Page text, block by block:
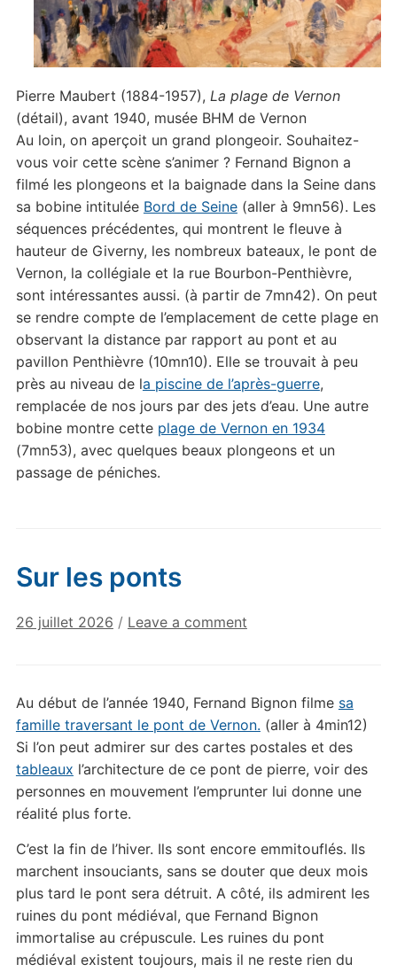
Pierre Maubert (1884-1957), La plage de Vernon
(détail), avant 1940, musée BHM de Vernon
Au loin, on aperçoit un grand plongeoir. Souhaitez-
vous voir cette scène s’animer ? Fernand Bignon a
filmé les plongeons et la baignade dans la Seine dans
sa bobine intitulée Bord de Seine(aller à 9mn56). Les
séquences précédentes, qui montrent le fleuve à
hauteur de Giverny, les nombreux bateaux, le pont de
Vernon, la collégiale et la rue Bourbon-Penthièvre,
sont intéressantes aussi. (à partir de 7mn42). On peut
se rendre compte de l’emplacement de cette plage en
observant la distance par rapport au pont et au
pavillon Penthièvre (10mn10). Elle se trouvait à peu
près au niveau de la piscine de l’après-guerre,
remplacée de nos jours par des jets d’eau. Une autre
bobine montre cette plage de Vernon en 1934
(7mn53), avec quelques beaux plongeons et un
passage de péniches.
Sur les ponts
26 juillet 2026 / Leave a comment
Au début de l’année 1940, Fernand Bignon filme sa
famille traversant le pont de Vernon. (aller à 4min12)
Si l’on peut admirer sur des cartes postales et des
tableaux l’architecture de ce pont de pierre, voir des
personnes en mouvement l’emprunter lui donne une
réalité plus forte.
C’est la fin de l’hiver. Ils sont encore emmitouflés. Ils
marchent insouciants, sans se douter que deux mois
plus tard le pont sera détruit. A côté, ils admirent les
ruines du pont médiéval, que Fernand Bignon
immortalise au crépuscule. Les ruines du pont
médiéval existent toujours, mais il ne reste rien du